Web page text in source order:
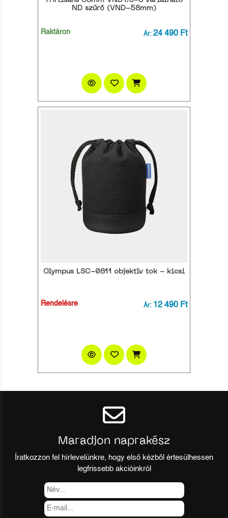
ND szűrő (VND-58mm)
Raktáron Ár: 24 490 Ft
Olympus LSC-0811 objektív tok - kicsi
Rendelésre Ár: 12 490 Ft
Maradjon naprakész
Íratkozzon fel hírlevelünkre, hogy első kézből értesülhessen
legfrissebb akcióinkról